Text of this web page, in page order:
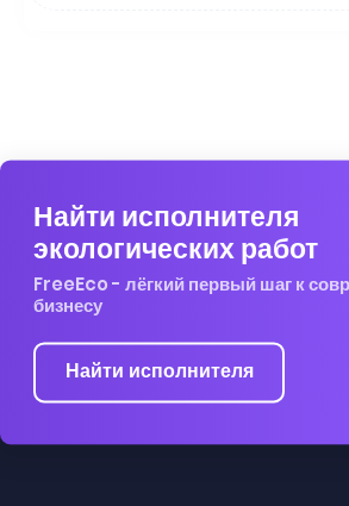
Найти исполнителя
экологических работ
FreeEco - лёгкий первый шаг к
бизнесу
Найти исполнителя